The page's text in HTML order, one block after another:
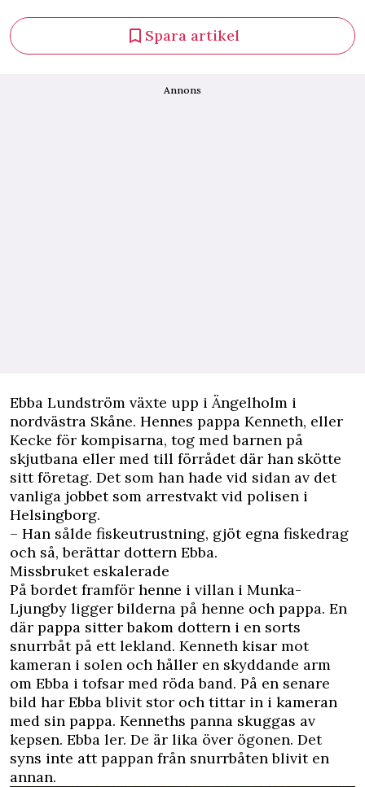
Spara artikel
Annons
Ebba Lundström växte upp i Ängelholm i
nordvästra Skåne. Hennes pappa Kenneth, eller
Kecke för kompisarna, tog med barnen på
skjutbana eller med till förrådet där han skötte
sitt företag. Det som han hade vid sidan av det
vanliga jobbet som arrestvakt vid polisen i
Helsingborg.
– Han sålde fiskeutrustning, gjöt egna fiskedrag
och så, berättar dottern Ebba.
Missbruket eskalerade
På bordet framför henne i villan i Munka-
Ljungby ligger bilderna på henne och pappa. En
där pappa sitter bakom dottern i en sorts
snurrbåt på ett lekland. Kenneth kisar mot
kameran i solen och håller en skyddande arm
om Ebba i tofsar med röda band. På en senare
bild har Ebba blivit stor och tittar in i kameran
med sin pappa. Kenneths panna skuggas av
kepsen. Ebba ler. De är lika över ögonen. Det
syns inte att pappan från snurrbåten blivit en
annan.